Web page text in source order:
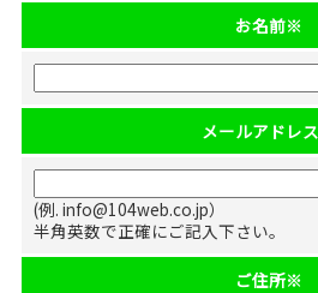
お名前※
メールアドレス
(例. info@104web.co.jp）
半角英数で正確にご記入下さい。
ご住所※